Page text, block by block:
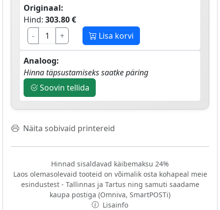
Originaal:
Hind: 303.80 €
-
+ Lisa korvi
Analoog:
Hinna täpsustamiseks saatke päring
Soovin tellida
Näita sobivaid printereid
Hinnad sisaldavad käibemaksu 24%
Laos olemasolevaid tooteid on võimalik osta kohapeal meie
esindustest - Tallinnas ja Tartus ning samuti saadame
kaupa postiga (Omniva, SmartPOSTi)
Lisainfo